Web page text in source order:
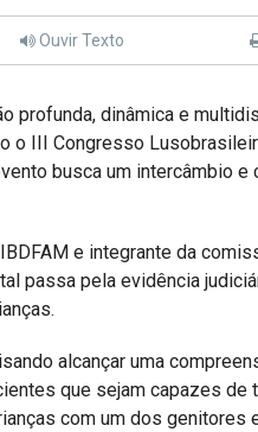
Ouvir Texto
profunda, dinâmica e
o III Congresso
busca um intercâmbio e
e integrante da
passa pela evidência
alcançar uma
que sejam capazes de
com um dos genitores